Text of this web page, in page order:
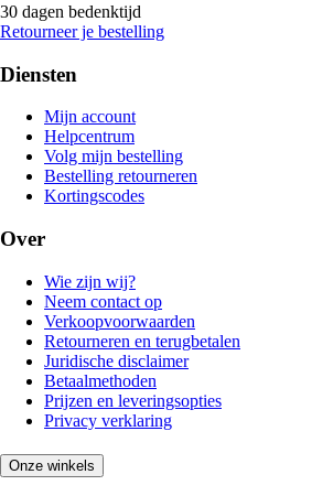
30 dagen bedenktijd
Retourneer je bestelling
Diensten
Mijn account
Helpcentrum
Volg mijn bestelling
Bestelling retourneren
Kortingscodes
Over
Wie zijn wij?
Neem contact op
Verkoopvoorwaarden
Retourneren en terugbetalen
Juridische disclaimer
Betaalmethoden
Prijzen en leveringsopties
Privacy verklaring
Onze winkels